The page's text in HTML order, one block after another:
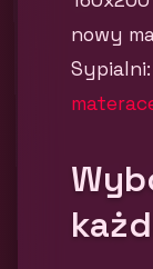
nowy
Sypialni: